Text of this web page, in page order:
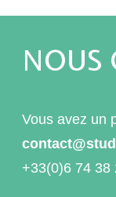
NOUS
Vous avez un
+33(0)6 74 38